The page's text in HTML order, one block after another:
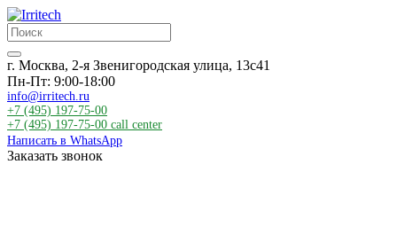
г. Москва, 2-я Звенигородская улица, 13с41
Пн-Пт: 9:00-18:00
info@irritech.ru
+7 (495) 197-75-00
+7 (495) 197-75-00 call center
Написать в WhatsApp
Заказать звонок